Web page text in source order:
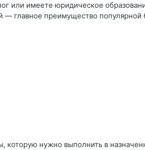
или имеете юридическое
— главное преимущество
которую нужно выполнить в